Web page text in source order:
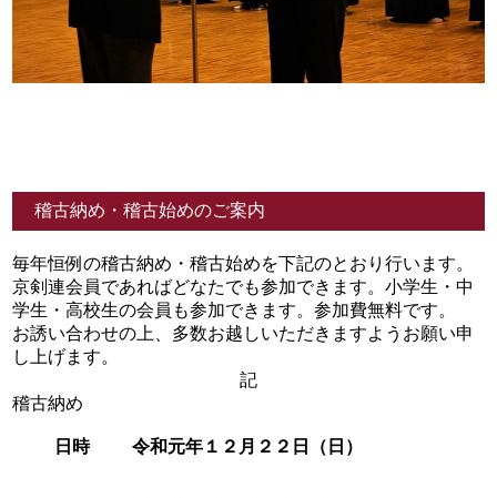
稽古納め・稽古始めのご案内
毎年恒例の稽古納め・稽古始めを下記のとおり行います。
京剣連会員であればどなたでも参加できます。小学生・中
学生・高校生の会員も参加できます。参加費無料です。
お誘い合わせの上、多数お越しいただきますようお願い申
し上げます。
記
稽古納め
日時 令和元年１２月２２日（日）